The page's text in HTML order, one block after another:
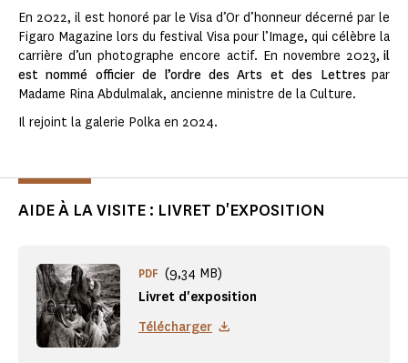
En 2022, il est honoré par le Visa d’Or d’honneur décerné par le
Figaro Magazine lors du festival Visa pour l’Image, qui célèbre la
carrière d’un photographe encore actif. En novembre 2023, il
est nommé officier de l’ordre des Arts et des Lettres par
Madame Rina Abdulmalak, ancienne ministre de la Culture.
Il rejoint la galerie Polka en 2024.
AIDE À LA VISITE : LIVRET D'EXPOSITION
Livret d'exposition
PDF (9,34 MB)
Télécharger